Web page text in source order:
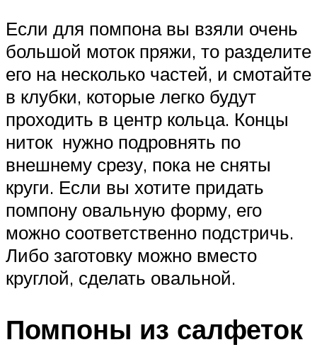
Если для помпона вы взяли очень
большой моток пряжи, то разделите
его на несколько частей, и смотайте
в клубки, которые легко будут
проходить в центр кольца. Концы
ниток нужно подровнять по
внешнему срезу, пока не сняты
круги. Если вы хотите придать
помпону овальную форму, его
можно соответственно подстричь.
Либо заготовку можно вместо
круглой, сделать овальной.
Помпоны из салфеток